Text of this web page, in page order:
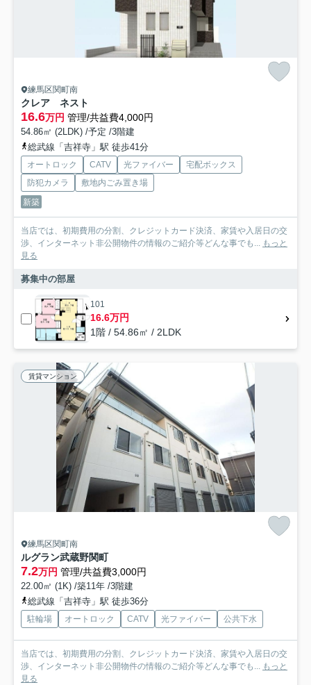
練馬区関町南
クレア ネスト
16.6万円 管理/共益費4,000円
54.86㎡ (2LDK) /予定 /3階建
総武線「吉祥寺」駅 徒歩41分
オートロック CATV 光ファイバー
宅配ボックス
防犯カメラ
敷地内ごみ置き場
新築
当店では、初期費用の分割、クレジットカード決済、家賃や入居日の交
渉、インターネット非公開物件の情報のご紹介等どんな事でも... もっと
見る
募集中の部屋
101
16.6万円
1階 / 54.86㎡ / 2LDK
賃貸マンション
練馬区関町南
ルグラン武蔵野関町
7.2万円 管理/共益費3,000円
22.00㎡ (1K) /築11年 /3階建
総武線「吉祥寺」駅 徒歩36分
駐輪場 オートロック CATV 光ファイバー 公共下水
当店では、初期費用の分割、クレジットカード決済、家賃や入居日の交
渉、インターネット非公開物件の情報のご紹介等どんな事でも... もっと
見る